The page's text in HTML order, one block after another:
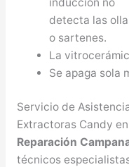
detecta las
o sartenes.
La
Se apaga sola
Servicio de
Extractoras Candy
Reparación
técnicos